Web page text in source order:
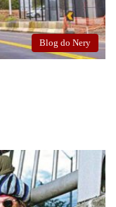
Blog do Nery